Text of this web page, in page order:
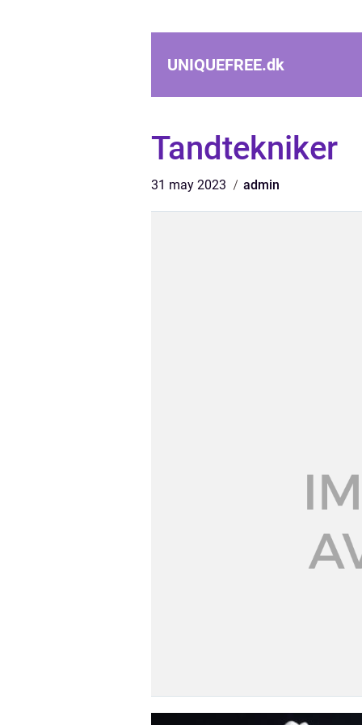
UNIQUEFREE.dk
Tandtekniker
31 may 2023 admin